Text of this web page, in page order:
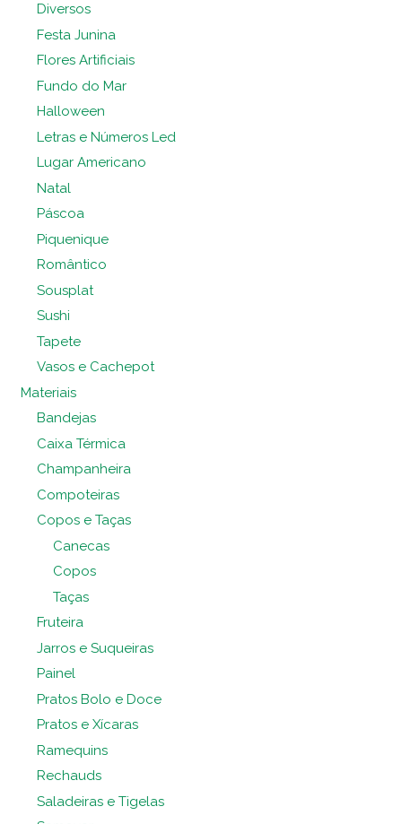
Diversos
Festa Junina
Flores Artificiais
Fundo do Mar
Halloween
Letras e Números Led
Lugar Americano
Natal
Páscoa
Piquenique
Romântico
Sousplat
Sushi
Tapete
Vasos e Cachepot
Materiais
Bandejas
Caixa Térmica
Champanheira
Compoteiras
Copos e Taças
Canecas
Copos
Taças
Fruteira
Jarros e Suqueiras
Painel
Pratos Bolo e Doce
Pratos e Xícaras
Ramequins
Rechauds
Saladeiras e Tigelas